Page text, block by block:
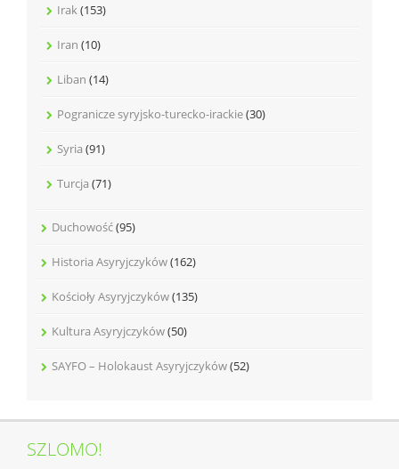
Irak (153)
Iran (10)
Liban (14)
Pogranicze syryjsko-turecko-irackie(30)
Syria (91)
Turcja (71)
Duchowość(95)
Historia Asyryjczyków(162)
Kościoły Asyryjczyków(135)
Kultura Asyryjczyków(50)
SAYFO – Holokaust Asyryjczyków(52)
SZLOMO!